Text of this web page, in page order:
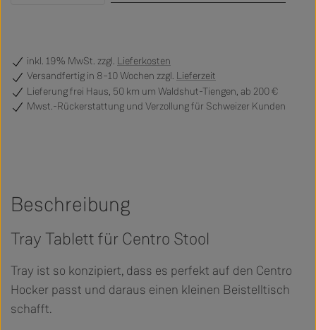
inkl. 19% MwSt. zzgl. Lieferkosten
Versandfertig in 8–10 Wochen zzgl. Lieferzeit
Lieferung frei Haus, 50 km um Waldshut-Tiengen, ab 200 €
Mwst.-Rückerstattung und Verzollung für Schweizer Kunden
Beschreibung
Tray Tablett für Centro Stool
Tray ist so konzipiert, dass es perfekt auf den Centro
Hocker passt und daraus einen kleinen Beistelltisch
schafft.